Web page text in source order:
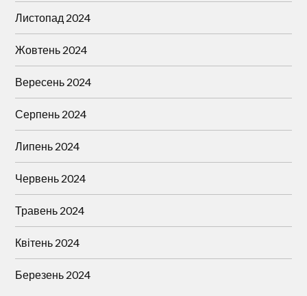
Листопад 2024
Жовтень 2024
Вересень 2024
Серпень 2024
Липень 2024
Червень 2024
Травень 2024
Квітень 2024
Березень 2024